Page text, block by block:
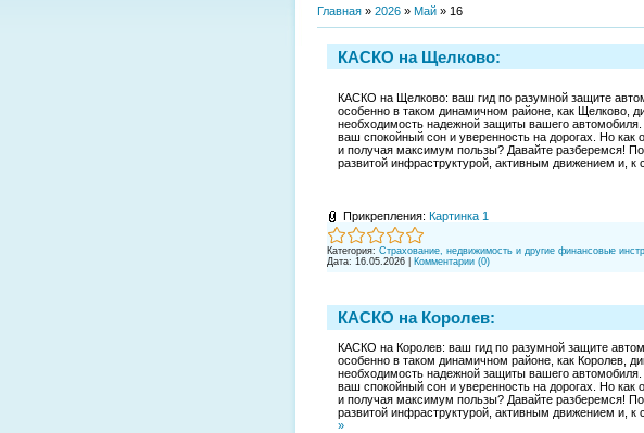
Главная » 2026 » Май » 16
КАСКО на Щелково:
КАСКО на Щелково: ваш гид по разумной защите
особенно в таком динамичном районе, как Щелково,
необходимость надежной защиты вашего
ваш спокойный сон и уверенность на дорогах. Но как
и получая максимум пользы? Давайте разберемся!
развитой инфраструктурой, активным движением и, к с
Прикрепления: Картинка 1
Категория: Страхование, недвижимость и другие финансовые
Дата: 16.05.2026 Комментарии (0)
КАСКО на Королев:
КАСКО на Королев: ваш гид по разумной защите
особенно в таком динамичном районе, как Королев,
необходимость надежной защиты вашего
ваш спокойный сон и уверенность на дорогах. Но как
и получая максимум пользы? Давайте разберемся!
развитой инфраструктурой, активным движением и, к
»